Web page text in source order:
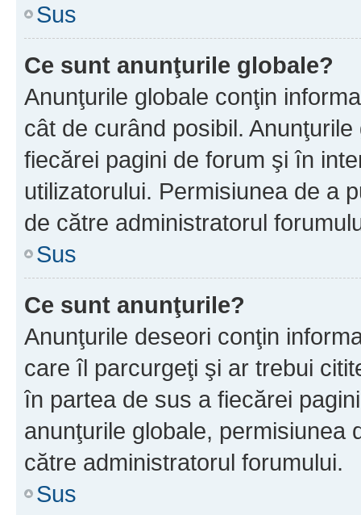
Sus
Ce sunt anunţurile globale?
Anunţurile globale conţin
cât de curând posibil.
fiecărei pagini de forum şi în
utilizatorului. Permisiunea de a
de către administratorul
Sus
Ce sunt anunţurile?
Anunţurile deseori conţin
care îl parcurgeţi şi ar trebui
în partea de sus a fiecărei
anunţurile globale, permisiunea
către administratorul forumului.
Sus